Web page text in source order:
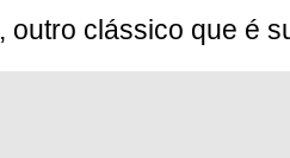
, outro clássico que é